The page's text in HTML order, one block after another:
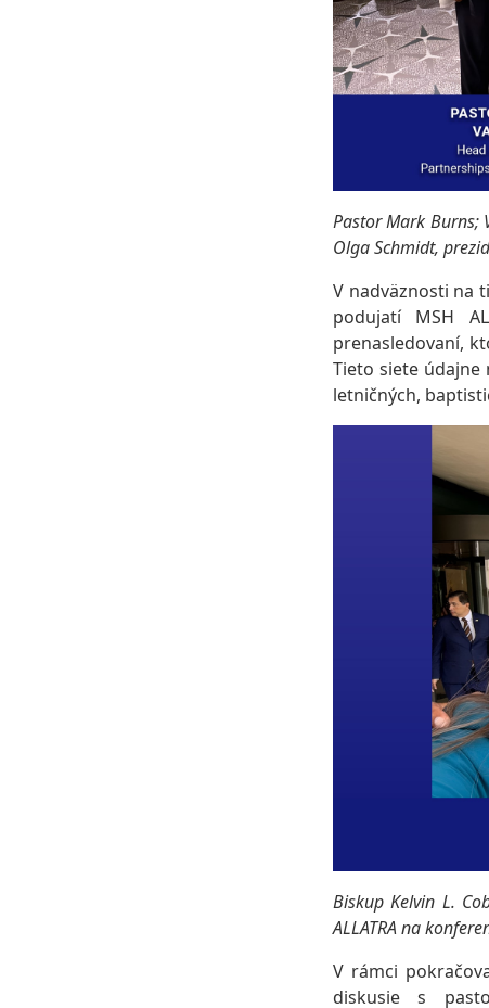
Pastor Mark Burns;
Olga Schmidt,
V nadväznosti na
podujatí MSH
prenasledovaní,
Tieto siete údajne
letničných,
Biskup Kelvin L.
ALLATRA na
V rámci
diskusie s